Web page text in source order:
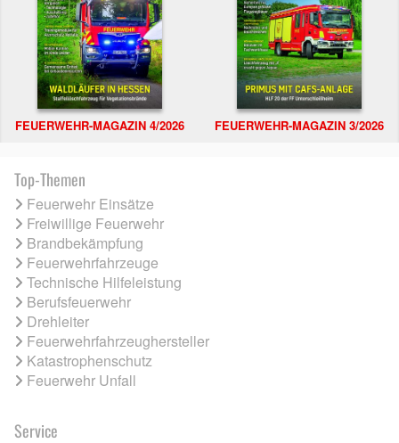
FEUERWEHR-MAGAZIN 4/2026 FEUERWEHR-MAGAZIN 3/2026
Top-Themen
Feuerwehr Einsätze
Freiwillige Feuerwehr
Brandbekämpfung
Feuerwehrfahrzeuge
Technische Hilfeleistung
Berufsfeuerwehr
Drehleiter
Feuerwehrfahrzeughersteller
Katastrophenschutz
Feuerwehr Unfall
Service